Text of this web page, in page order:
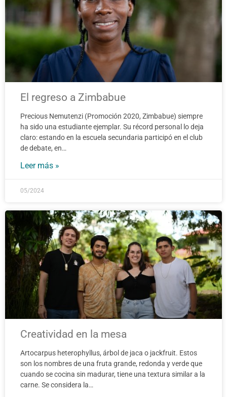
El regreso a Zimbabue
Precious Nemutenzi (Promoción 2020, Zimbabue) siempre
ha sido una estudiante ejemplar. Su récord personal lo deja
claro: estando en la escuela secundaria participó en el club
de debate, en…
Leer más »
05/2024
Creatividad en la mesa
Artocarpus heterophyllus, árbol de jaca o jackfruit. Estos
son los nombres de una fruta grande, redonda y verde que
cuando se cocina sin madurar, tiene una textura similar a la
carne. Se considera la…